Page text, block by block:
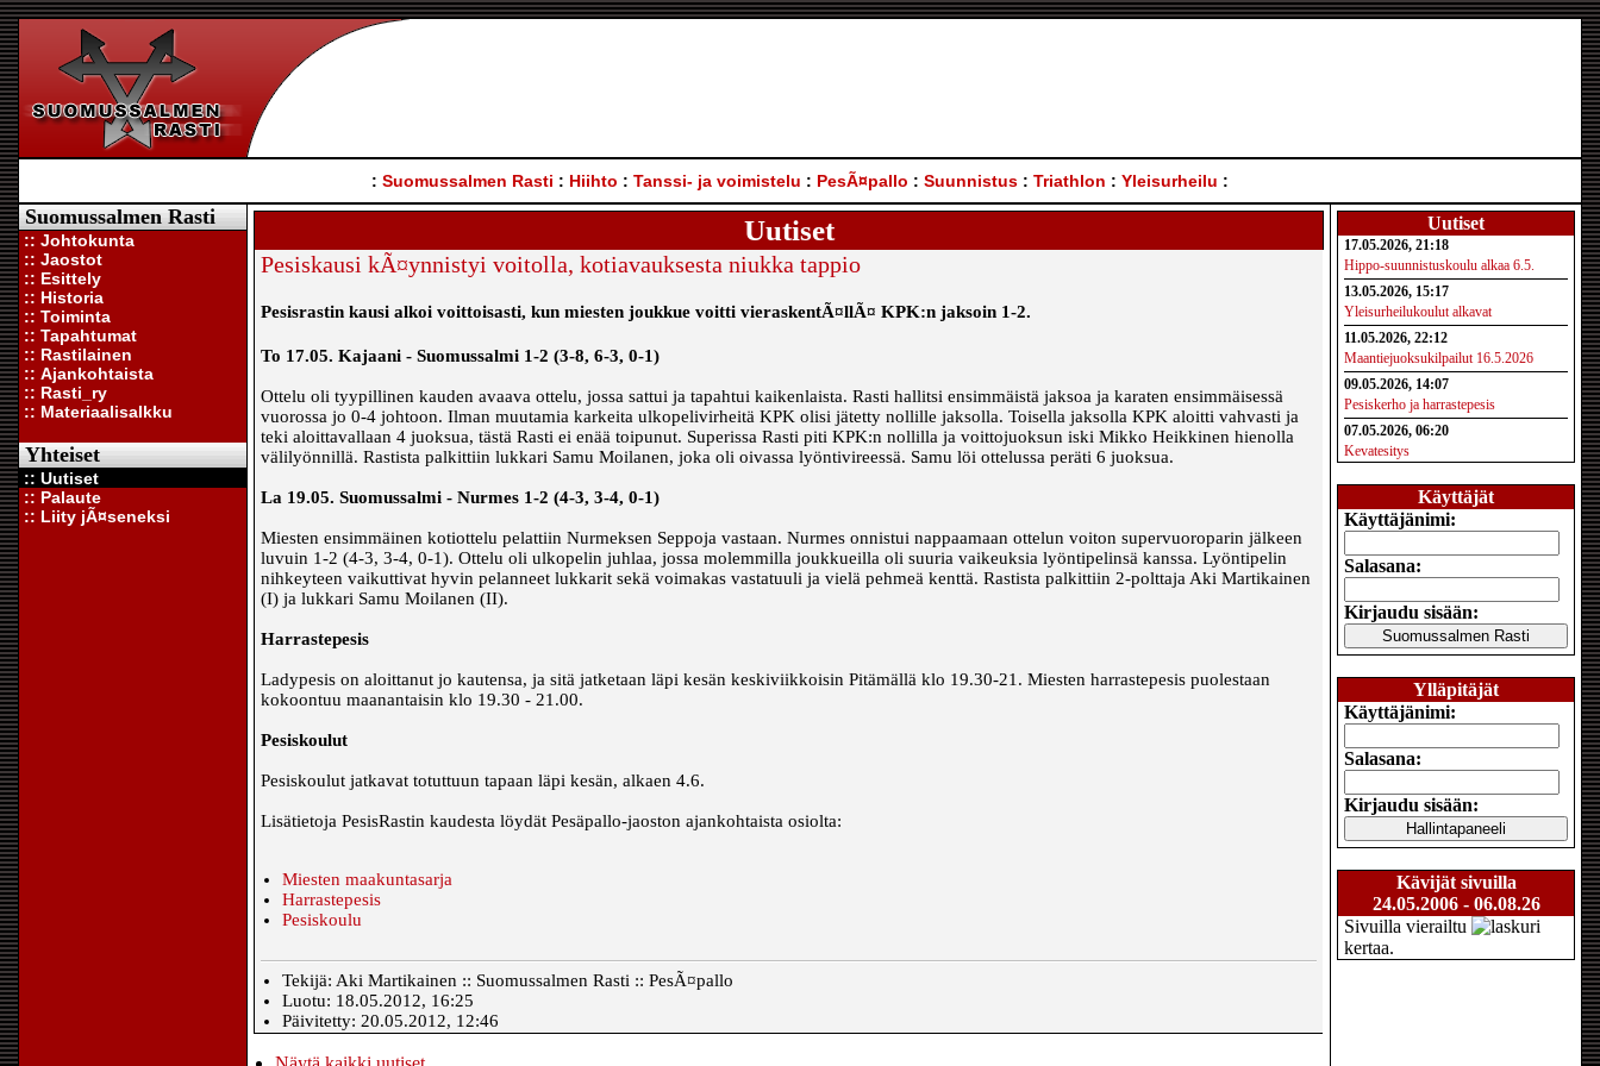
: Suomussalmen Rasti : Hiihto : Tanssi- ja voimistelu : PesÃ¤pallo : Suunnistus : Triathlon : Yleisurheilu :
Suomussalmen Rasti
:: Johtokunta
:: Jaostot
:: Esittely
:: Historia
:: Toiminta
:: Tapahtumat
:: Rastilainen
:: Ajankohtaista
:: Rasti_ry
:: Materiaalisalkku
Yhteiset
:: Uutiset
:: Palaute
:: Liity jÃ¤seneksi
Uutiset
Pesiskausi kÃ¤ynnistyi voitolla, kotiavauksesta niukka tappio
Pesisrastin kausi alkoi voittoisasti, kun miesten joukkue voitti vieraskentÃ¤llÃ¤ KPK:n jaksoin 1-2.
To 17.05. Kajaani - Suomussalmi 1-2 (3-8, 6-3, 0-1)
Ottelu oli tyypillinen kauden avaava ottelu, jossa sattui ja tapahtui kaikenlaista. Rasti hallitsi ensimmäistä jaksoa ja karaten ensimmäisessä
vuorossa jo 0-4 johtoon. Ilman muutamia karkeita ulkopelivirheitä KPK olisi jätetty nollille jaksolla. Toisella jaksolla KPK aloitti vahvasti ja
teki aloittavallaan 4 juoksua, tästä Rasti ei enää toipunut. Superissa Rasti piti KPK:n nollilla ja voittojuoksun iski Mikko Heikkinen hienolla
välilyönnillä. Rastista palkittiin lukkari Samu Moilanen, joka oli oivassa lyöntivireessä. Samu löi ottelussa peräti 6 juoksua.
La 19.05. Suomussalmi - Nurmes 1-2 (4-3, 3-4, 0-1)
Miesten ensimmäinen kotiottelu pelattiin Nurmeksen Seppoja vastaan. Nurmes onnistui nappaamaan ottelun voiton supervuoroparin jälkeen
luvuin 1-2 (4-3, 3-4, 0-1). Ottelu oli ulkopelin juhlaa, jossa molemmilla joukkueilla oli suuria vaikeuksia lyöntipelinsä kanssa. Lyöntipelin
nihkeyteen vaikuttivat hyvin pelanneet lukkarit sekä voimakas vastatuuli ja vielä pehmeä kenttä. Rastista palkittiin 2-polttaja Aki Martikainen
(I) ja lukkari Samu Moilanen (II).
Harrastepesis
Ladypesis on aloittanut jo kautensa, ja sitä jatketaan läpi kesän keskiviikkoisin Pitämällä klo 19.30-21. Miesten harrastepesis puolestaan
kokoontuu maanantaisin klo 19.30 - 21.00.
Pesiskoulut
Pesiskoulut jatkavat totuttuun tapaan läpi kesän, alkaen 4.6.
Lisätietoja PesisRastin kaudesta löydät Pesäpallo-jaoston ajankohtaista osiolta:
Miesten maakuntasarja
Harrastepesis
Pesiskoulu
Tekijä: Aki Martikainen :: Suomussalmen Rasti :: PesÃ¤pallo
Luotu: 18.05.2012, 16:25
Päivitetty: 20.05.2012, 12:46
Uutiset
17.05.2026, 21:18
Hippo-suunnistuskoulu alkaa 6.5.
13.05.2026, 15:17
Yleisurheilukoulut alkavat
11.05.2026, 22:12
Maantiejuoksukilpailut 16.5.2026
09.05.2026, 14:07
Pesiskerho ja harrastepesis
07.05.2026, 06:20
Kevatesitys
Käyttäjät
Käyttäjänimi:
Salasana:
Kirjaudu sisään:
Ylläpitäjät
Käyttäjänimi:
Salasana:
Kirjaudu sisään:
Kävijät sivuilla
24.05.2006 - 06.08.26
Sivuilla vierailtu
kertaa.